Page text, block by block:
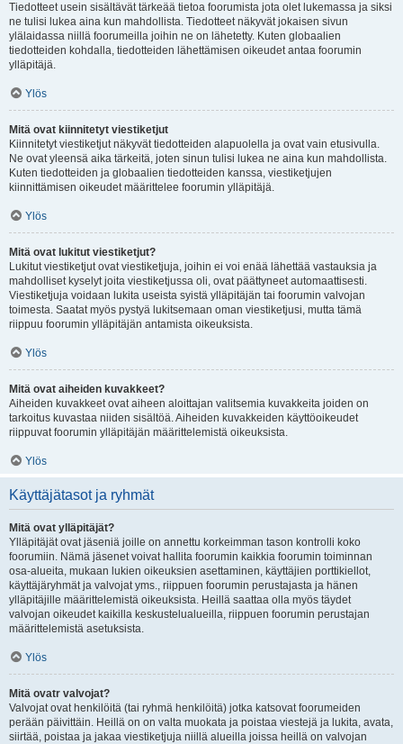
Tiedotteet usein sisältävät tärkeää tietoa foorumista jota olet lukemassa ja siksi
ne tulisi lukea aina kun mahdollista. Tiedotteet näkyvät jokaisen sivun
ylälaidassa niillä foorumeilla joihin ne on lähetetty. Kuten globaalien
tiedotteiden kohdalla, tiedotteiden lähettämisen oikeudet antaa foorumin
ylläpitäjä.
Ylös
Mitä ovat kiinnitetyt viestiketjut
Kiinnitetyt viestiketjut näkyvät tiedotteiden alapuolella ja ovat vain etusivulla.
Ne ovat yleensä aika tärkeitä, joten sinun tulisi lukea ne aina kun mahdollista.
Kuten tiedotteiden ja globaalien tiedotteiden kanssa, viestiketjujen
kiinnittämisen oikeudet määrittelee foorumin ylläpitäjä.
Ylös
Mitä ovat lukitut viestiketjut?
Lukitut viestiketjut ovat viestiketjuja, joihin ei voi enää lähettää vastauksia ja
mahdolliset kyselyt joita viestiketjussa oli, ovat päättyneet automaattisesti.
Viestiketjuja voidaan lukita useista syistä ylläpitäjän tai foorumin valvojan
toimesta. Saatat myös pystyä lukitsemaan oman viestiketjusi, mutta tämä
riippuu foorumin ylläpitäjän antamista oikeuksista.
Ylös
Mitä ovat aiheiden kuvakkeet?
Aiheiden kuvakkeet ovat aiheen aloittajan valitsemia kuvakkeita joiden on
tarkoitus kuvastaa niiden sisältöä. Aiheiden kuvakkeiden käyttöoikeudet
riippuvat foorumin ylläpitäjän määrittelemistä oikeuksista.
Ylös
Käyttäjätasot ja ryhmät
Mitä ovat ylläpitäjät?
Ylläpitäjät ovat jäseniä joille on annettu korkeimman tason kontrolli koko
foorumiin. Nämä jäsenet voivat hallita foorumin kaikkia foorumin toiminnan
osa-alueita, mukaan lukien oikeuksien asettaminen, käyttäjien porttikiellot,
käyttäjäryhmät ja valvojat yms., riippuen foorumin perustajasta ja hänen
ylläpitäjille määrittelemistä oikeuksista. Heillä saattaa olla myös täydet
valvojan oikeudet kaikilla keskustelualueilla, riippuen foorumin perustajan
määrittelemistä asetuksista.
Ylös
Mitä ovatr valvojat?
Valvojat ovat henkilöitä (tai ryhmä henkilöitä) jotka katsovat foorumeiden
perään päivittäin. Heillä on on valta muokata ja poistaa viestejä ja lukita, avata,
siirtää, poistaa ja jakaa viestiketjuja niillä alueilla joissa heillä on valvojan